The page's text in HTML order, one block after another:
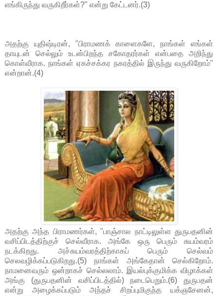
எங்கிருந்து வருகிறீர்கள்?" என்று கேட்டனர்.(3)
அதற்கு யுதிஷ்டிரன், "பிராமணக் காளைகளே, நாங்கள் எங்கள்
தாயுடன் செல்லும் உடன்பிறந்த சகோதரர்கள் என்பதை அறிந்து
கொள்வீராக. நாங்கள் ஏகச்சக்கர நகரத்தில் இருந்து வருகிறோம்"
என்றான்.(4)
அதற்கு அந்த பிராமணர்கள், "பாஞ்சால நாட்டிலுள்ள துருபதனின்
வசிப்பிடத்திற்குச் செல்வீராக. அங்கே ஒரு பெரும் சுயம்வரம்
நடக்கிறது. அச்சுயம்வரத்திற்காகப் பெரும் செல்வம்
செலவழிக்கப்படுகிறது.(5) நாங்கள் அங்கேதான் செல்கிறோம்.
நாமனைவரும் ஒன்றாகச் செல்லலாம். இயல்புக்குமிக்க விழாக்கள்
அங்கு (துருபதனின் வசிப்பிடத்தில்) நடைபெறும்.(6) துருபதன்
என்று அழைக்கப்படும் அந்தச் சிறப்புமிகுந்த யக்ஞசேனன்,